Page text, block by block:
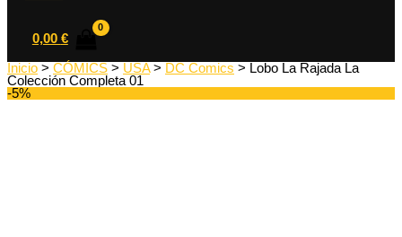
0,00 €
Inicio > CÓMICS > USA> DC Comics > Lobo La Rajada La
Colección Completa 01
-5%